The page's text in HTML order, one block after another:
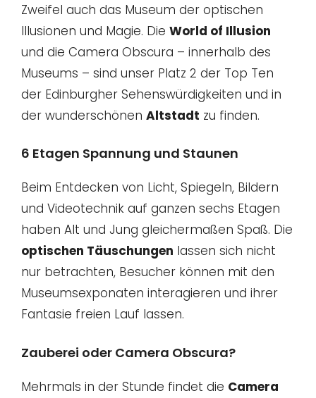
Zweifel auch das Museum der optischen
Illusionen und Magie. Die World of Illusion
und die Camera Obscura – innerhalb des
Museums – sind unser Platz 2 der Top Ten
der Edinburgher Sehenswürdigkeiten und in
der wunderschönen Altstadt zu finden.
6 Etagen Spannung und Staunen
Beim Entdecken von Licht, Spiegeln, Bildern
und Videotechnik auf ganzen sechs Etagen
haben Alt und Jung gleichermaßen Spaß. Die
optischen Täuschungen lassen sich nicht
nur betrachten, Besucher können mit den
Museumsexponaten interagieren und ihrer
Fantasie freien Lauf lassen.
Zauberei oder Camera Obscura?
Mehrmals in der Stunde findet die Camera